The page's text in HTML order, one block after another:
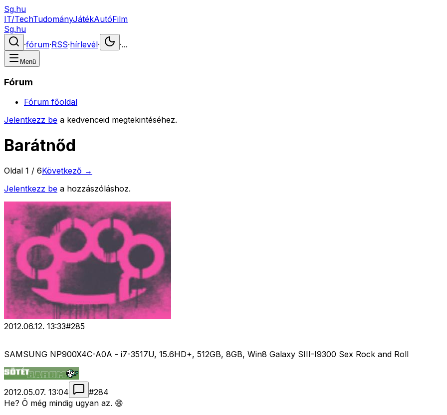
Sg.hu
IT/TechTudományJátékAutóFilm
Sg.hu
·fórum·RSS·hírlevél· ·...
Menü
Fórum
Fórum főoldal
Jelentkezz be a kedvenceid megtekintéséhez.
Barátnőd
Oldal 1 / 6Következő →
Jelentkezz be a hozzászóláshoz.
2012.06.12. 13:33#285
SAMSUNG NP900X4C-A0A - i7-3517U, 15.6HD+, 512GB, 8GB, Win8 Galaxy SIII-I9300 Sex Rock and Roll
2012.05.07. 13:04 #284
He? Õ még mindig ugyan az. 😄